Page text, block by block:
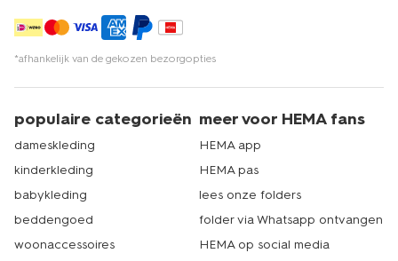
*afhankelijk van de gekozen bezorgopties
populaire categorieën
dameskleding
kinderkleding
babykleding
beddengoed
woonaccessoires
meer voor HEMA fans
HEMA app
HEMA pas
lees onze folders
folder via Whatsapp ontvangen
HEMA op social media